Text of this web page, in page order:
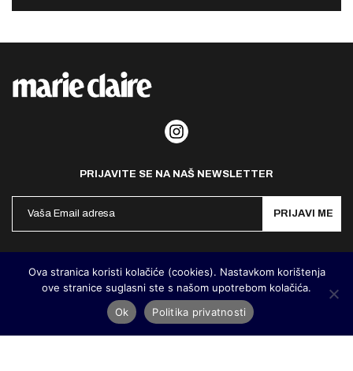
PRIJAVITE SE NA NAŠ NEWSLETTER
PRIJAVI ME
MarieClaire Hrvatska 2026. Designed and developed by Cubes
Ova stranica koristi kolačiće (cookies). Nastavkom korištenja
ove stranice suglasni ste s našom upotrebom kolačića.
Ok
Politika privatnosti